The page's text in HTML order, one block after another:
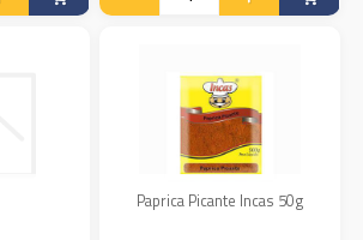
Paprica Picante Incas 50g